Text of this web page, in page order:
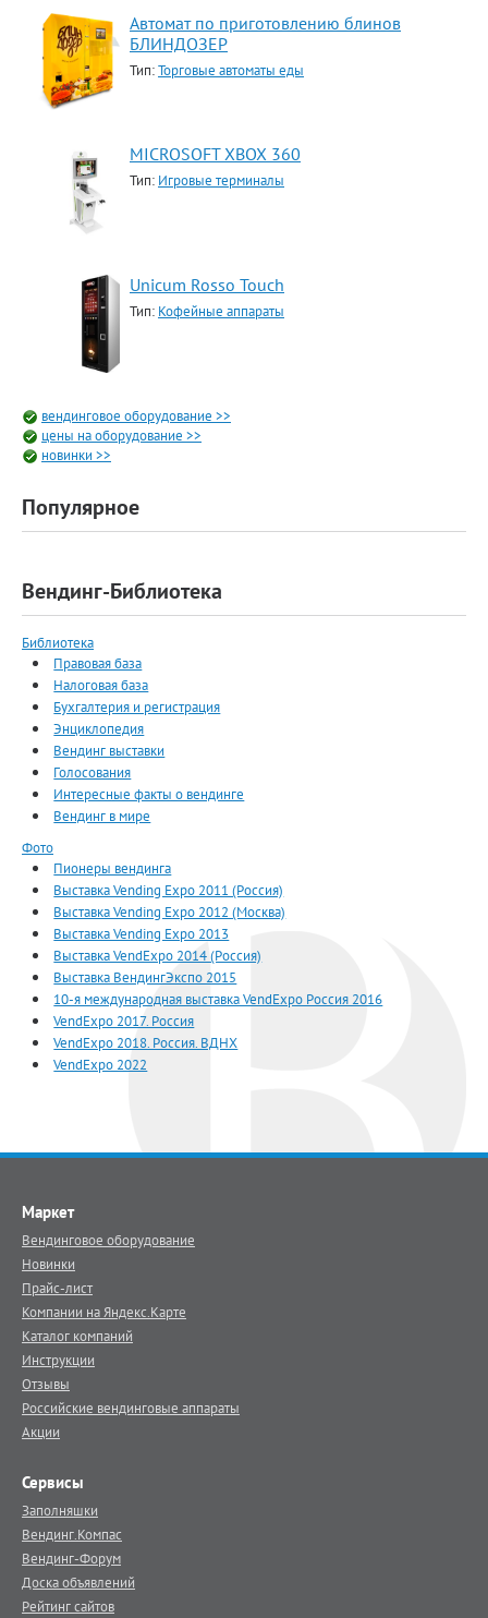
Автомат по приготовлению блинов
БЛИНДОЗЕР
Тип:Торговые автоматы еды
MICROSOFT XBOX 360
Тип: Игровые терминалы
Unicum Rosso Touch
Тип: Кофейные аппараты
вендинговое оборудование >>
цены на оборудование >>
новинки >>
Популярное
Вендинг-Библиотека
Библиотека
Правовая база
Налоговая база
Бухгалтерия и регистрация
Энциклопедия
Вендинг выставки
Голосования
Интересные факты о вендинге
Вендинг в мире
Фото
Пионеры вендинга
Выставка Vending Expo 2011 (Россия)
Выставка Vending Expo 2012 (Москва)
Выставка Vending Expo 2013
Выставка VendExpo 2014 (Россия)
Выставка ВендингЭкспо 2015
10-я международная выставка VendExpo Россия 2016
VendExpo 2017. Россия
VendExpo 2018. Россия. ВДНХ
VendExpo 2022
Маркет
Вендинговое оборудование
Новинки
Прайс-лист
Компании на Яндекс.Карте
Каталог компаний
Инструкции
Отзывы
Российские вендинговые аппараты
Акции
Сервисы
Заполняшки
Вендинг.Компас
Вендинг-Форум
Доска объявлений
Рейтинг сайтов